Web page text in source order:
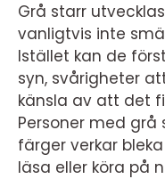
Grå starr
vanligtvis inte
Istället kan de
syn, svårigheter
känsla av att det
Personer med
färger verkar
läsa eller köra på